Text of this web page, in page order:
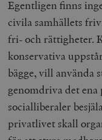
Egentligen finns
civila samhällets
fri- och rättigheter.
konservativa
bägge, vill använda
genomdriva det ena
socialliberaler
privatlivet skall